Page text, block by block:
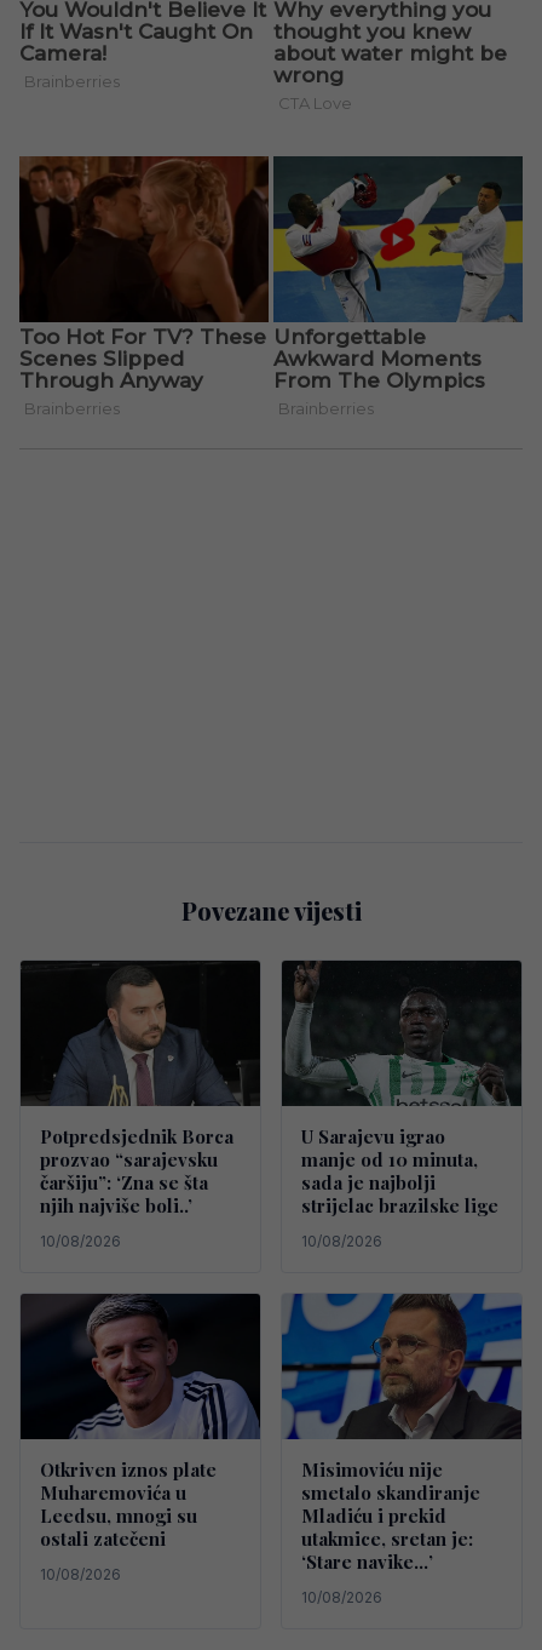
Povezane vijesti
Potpredsjednik Borca
prozvao “sarajevsku
čaršiju”: ‘Zna se šta
njih najviše boli..’
10/08/2026
U Sarajevu igrao
manje od 10 minuta,
sada je najbolji
strijelac brazilske lige
10/08/2026
Otkriven iznos plate
Muharemovića u
Leedsu, mnogi su
ostali zatečeni
10/08/2026
Misimoviću nije
smetalo skandiranje
Mladiću i prekid
utakmice, sretan je:
‘Stare navike…’
10/08/2026